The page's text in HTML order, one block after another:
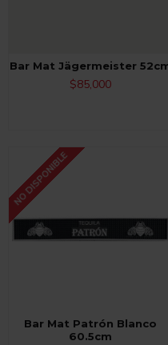
Bar Mat Jägermeister
$85,000
NO DISPONIBLE
Bar Mat Patrón Blanco
60.5cm